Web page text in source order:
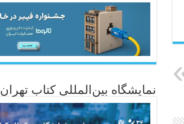
نمایشگاه بین‌المللی کتاب تهران